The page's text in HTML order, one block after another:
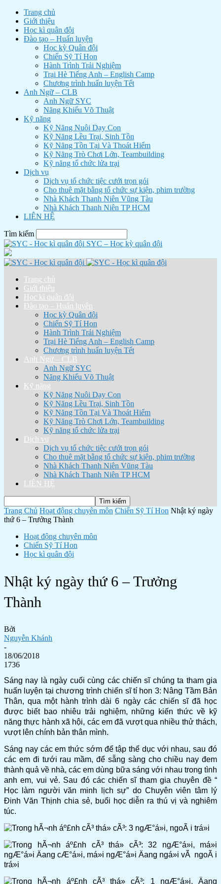
Trang chủ
Giới thiệu
Học kì quân đội
Đào tạo – Huấn luyện
Học kỳ Quân đội
Chiến Sỹ Tí Hon
Hành Trình Trải Nghiệm
Trại Hè Tiếng Anh – English Camp
Chương trình huấn luyện Tết
Anh Ngữ – CLB
Anh Ngữ SYC
Năng Khiếu Võ Thuật
Kỹ năng
Kỹ Năng Nuôi Dạy Con
Kỹ Năng Lều Trại, Sinh Tồn
Kỹ Năng Tồn Tại Và Thoát Hiểm
Kỹ Năng Trò Chơi Lớn, Teambuilding
Kỹ năng tổ chức lửa trại
Dịch vụ
Dịch vụ tổ chức tiệc cưới trọn gói
Cho thuê mặt bằng tổ chức sự kiện, phim trường
Nhà Khách Thanh Niên Vũng Tàu
Nhà Khách Thanh Niên TP HCM
LIÊN HỆ
Tìm kiếm
SYC – Học kỳ quân đội
Trang chủ
Giới thiệu
Học kì quân đội
Đào tạo – Huấn luyện
Học kỳ Quân đội
Chiến Sỹ Tí Hon
Hành Trình Trải Nghiệm
Trại Hè Tiếng Anh – English Camp
Chương trình huấn luyện Tết
Anh Ngữ – CLB
Anh Ngữ SYC
Năng Khiếu Võ Thuật
Kỹ năng
Kỹ Năng Nuôi Dạy Con
Kỹ Năng Lều Trại, Sinh Tồn
Kỹ Năng Tồn Tại Và Thoát Hiểm
Kỹ Năng Trò Chơi Lớn, Teambuilding
Kỹ năng tổ chức lửa trại
Dịch vụ
Dịch vụ tổ chức tiệc cưới trọn gói
Cho thuê mặt bằng tổ chức sự kiện, phim trường
Nhà Khách Thanh Niên Vũng Tàu
Nhà Khách Thanh Niên TP HCM
LIÊN HỆ
Trang Chủ Hoạt động chuyên môn Chiến Sỹ Tí Hon Nhật ký ngày
thứ 6 – Trưởng Thành
Hoạt động chuyên môn
Chiến Sỹ Tí Hon
Học kì quân đội
Nhật ký ngày thứ 6 – Trưởng
Thành
Bởi
Nguyễn Khánh
-
18/06/2018
1736
Sáng nay là ngày cuối cùng các chiến sĩ chúng ta tham gia
huấn luyện tại chương trình chiến sĩ tí hon 3: Nâng Tầm Bản
Thân, qua một hành trình dài 6 ngày các chiến sĩ đã học
được biết bao nhiêu trải nghiệm, những kiến thức về kỹ
năng thực hành xã hội, các em đã vượt qua nhiều thử thách,
vượt lên chính bản thân mình.
Sáng nay các em thức sớm để tập thể dục với nhau, sau đó
các em đi tưới rau mầm, để sẵng sàng cho chiều nay đem
thành quả về nhà, các em dùng bữa sáng với nhau trong tình
anh em, vui vẻ. Sau đó các chiến sĩ tham gia chuyên đề “
Học làm người văn minh lịch sự” do Chuyên viên tâm lý
Đinh Văn Thịnh chia sẻ, buổi học diễn ra thú vị và nghiêm
túc.